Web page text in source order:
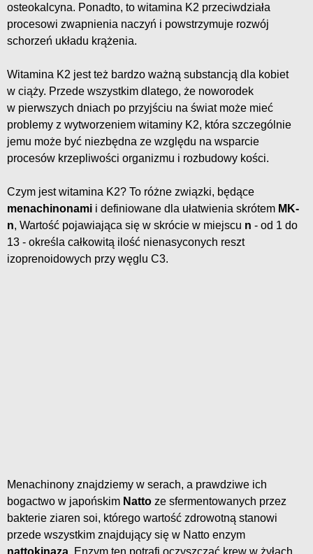
osteokalcyna. Ponadto, to witamina K2 przeciwdziała
procesowi zwapnienia naczyń i powstrzymuje rozwój
schorzeń układu krążenia.
Witamina K2 jest też bardzo ważną substancją dla kobiet
w ciąży. Przede wszystkim dlatego, że noworodek
w pierwszych dniach po przyjściu na świat może mieć
problemy z wytworzeniem witaminy K2, która szczególnie
jemu może być niezbędna ze względu na wsparcie
procesów krzepliwości organizmu i rozbudowy kości.
Czym jest witamina K2? To różne związki, będące
menachinonami i definiowane dla ułatwienia skrótem MK-
n, Wartość pojawiająca się w skrócie w miejscu n - od 1 do
13 - określa całkowitą ilość nienasyconych reszt
izoprenoidowych przy węglu C3.
Menachinony znajdziemy w serach, a prawdziwe ich
bogactwo w japońskim Natto ze sfermentowanych przez
bakterie ziaren soi, którego wartość zdrowotną stanowi
przede wszystkim znajdujący się w Natto enzym
nattokinaza . Enzym ten potrafi oczyszczać krew w żyłach,